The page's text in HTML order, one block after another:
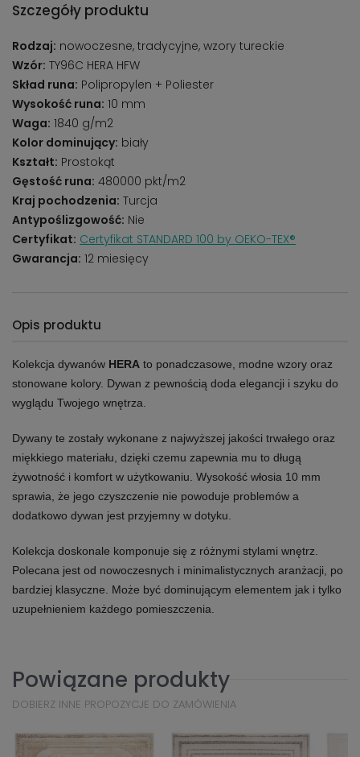
Szczegóły produktu
Rodzaj: nowoczesne, tradycyjne, wzory tureckie
Wzór: TY96C HERA HFW
Skład runa: Polipropylen + Poliester
Wysokość runa: 10 mm
Waga: 1840 g/m2
Kolor dominujący: biały
Kształt: Prostokąt
Gęstość runa: 480000 pkt/m2
Kraj pochodzenia: Turcja
Antypoślizgowość: Nie
Certyfikat: Certyfikat STANDARD 100 by OEKO-TEX®
Gwarancja: 12 miesięcy
Opis produktu
Kolekcja dywanów HERA to ponadczasowe, modne wzory oraz
stonowane kolory. Dywan z pewnością doda elegancji i szyku do
wyglądu Twojego wnętrza.
Dywany te zostały wykonane z najwyższej jakości trwałego oraz
miękkiego materiału, dzięki czemu zapewnia mu to długą
żywotność i komfort w użytkowaniu. Wysokość włosia 10 mm
sprawia, że jego czyszczenie nie powoduje problemów a
dodatkowo dywan jest przyjemny w dotyku.
Kolekcja doskonale komponuje się z różnymi stylami wnętrz.
Polecana jest od nowoczesnych i minimalistycznych aranżacji, po
bardziej klasyczne. Może być dominującym elementem jak i tylko
uzupełnieniem każdego pomieszczenia.
Powiązane produkty
DOBIERZ INNE PROPOZYCJE DO ZAMÓWIENIA